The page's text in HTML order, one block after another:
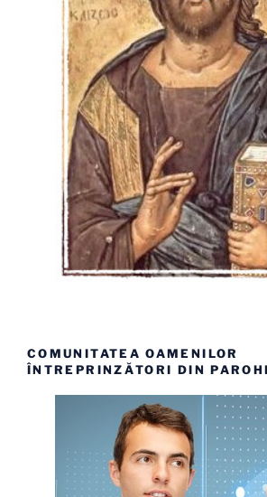
COMUNITATEA OAMENILOR
ÎNTREPRINZĂTORI DIN